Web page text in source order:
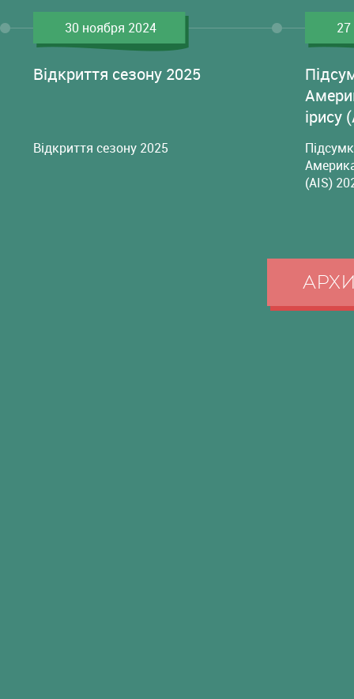
30 ноября 2024
Відкриття сезону 2025
Відкриття сезону 2025
ірису
(AIS)